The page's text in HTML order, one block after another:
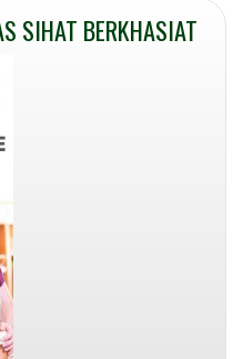
SIHAT BERKHASIAT